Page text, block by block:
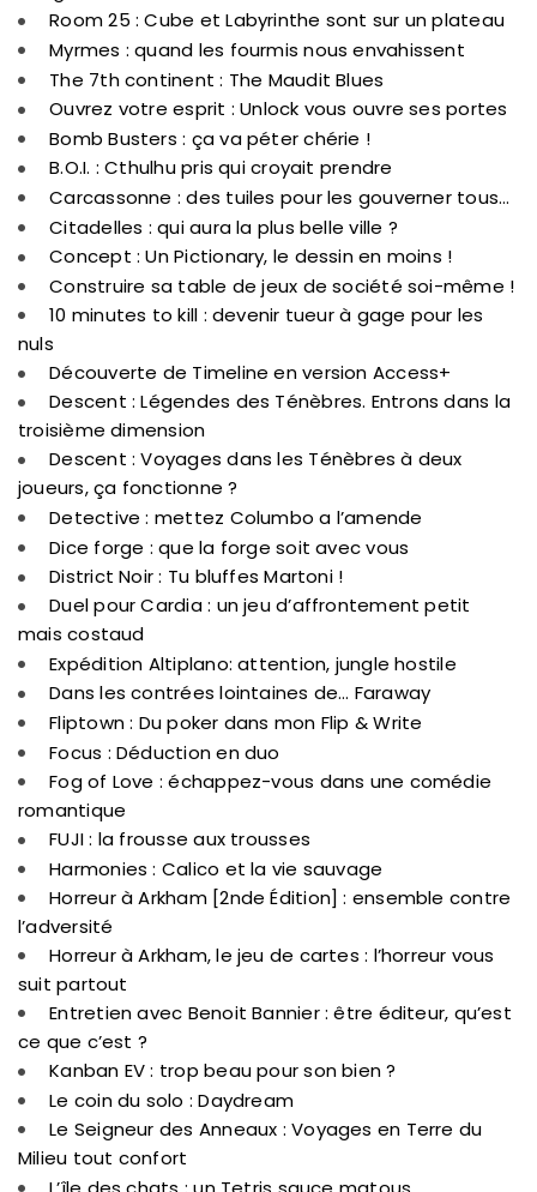
Room 25 : Cube et Labyrinthe sont sur un plateau
Myrmes : quand les fourmis nous envahissent
The 7th continent : The Maudit Blues
Ouvrez votre esprit : Unlock vous ouvre ses portes
Bomb Busters : ça va péter chérie !
B.O.I. : Cthulhu pris qui croyait prendre
Carcassonne : des tuiles pour les gouverner tous…
Citadelles : qui aura la plus belle ville ?
Concept : Un Pictionary, le dessin en moins !
Construire sa table de jeux de société soi-même !
10 minutes to kill : devenir tueur à gage pour les
nuls
Découverte de Timeline en version Access+
Descent : Légendes des Ténèbres. Entrons dans la
troisième dimension
Descent : Voyages dans les Ténèbres à deux
joueurs, ça fonctionne ?
Detective : mettez Columbo a l’amende
Dice forge : que la forge soit avec vous
District Noir : Tu bluffes Martoni !
Duel pour Cardia : un jeu d’affrontement petit
mais costaud
Expédition Altiplano: attention, jungle hostile
Dans les contrées lointaines de… Faraway
Fliptown : Du poker dans mon Flip & Write
Focus : Déduction en duo
Fog of Love : échappez-vous dans une comédie
romantique
FUJI : la frousse aux trousses
Harmonies : Calico et la vie sauvage
Horreur à Arkham [2nde Édition] : ensemble contre
l’adversité
Horreur à Arkham, le jeu de cartes : l’horreur vous
suit partout
Entretien avec Benoit Bannier : être éditeur, qu’est
ce que c’est ?
Kanban EV : trop beau pour son bien ?
Le coin du solo : Daydream
Le Seigneur des Anneaux : Voyages en Terre du
Milieu tout confort